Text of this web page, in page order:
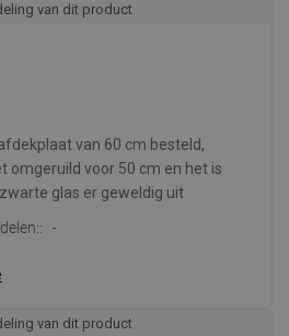
van dit product
van 60 cm besteld,
omgeruild voor 50 cm en het is
glas er geweldig uit
-
van dit product